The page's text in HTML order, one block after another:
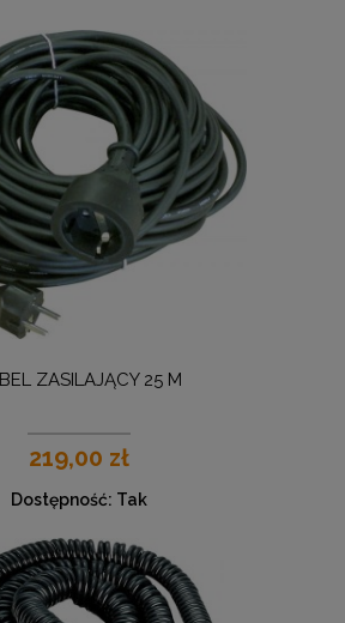
ZASILAJĄCY 25 M
219,00 zł
Dostępność: Tak